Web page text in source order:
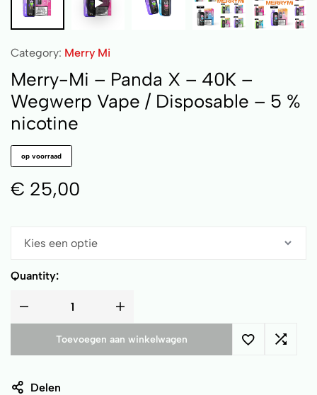
Category: Merry Mi
Merry-Mi – Panda X – 40K –
Wegwerp Vape / Disposable – 5 %
nicotine
op voorraad
€ 25,00
Quantity:
Toevoegen aan winkelwagen
Delen